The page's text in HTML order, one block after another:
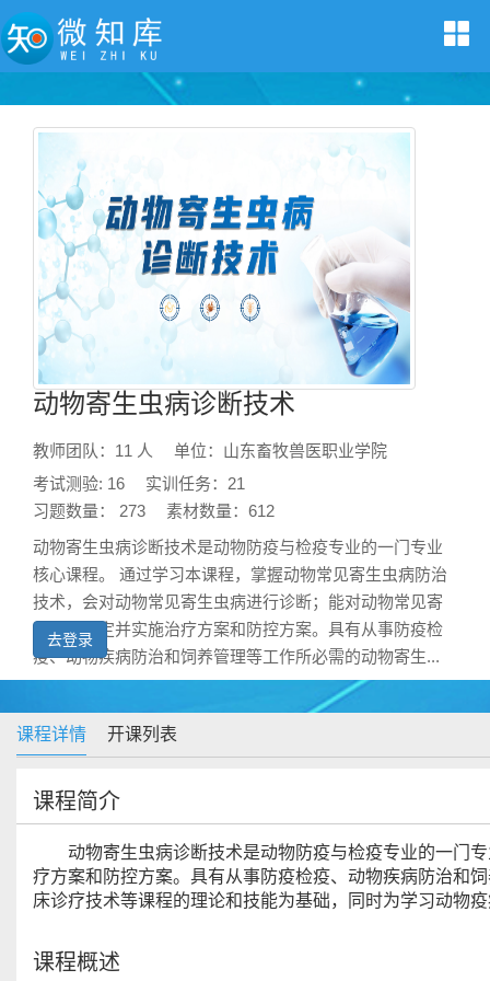
动物寄生虫病诊断技术
教师团队：11 人
单位：山东畜牧兽医职业学院
考试测验: 16
实训任务：21
习题数量： 273
素材数量：612
动物寄生虫病诊断技术是动物防疫与检疫专业的一门专业
核心课程。 通过学习本课程，掌握动物常见寄生虫病防治
技术，会对动物常见寄生虫病进行诊断；能对动物常见寄
生虫病制定并实施治疗方案和防控方案。具有从事防疫检
疫、动物疾病防治和饲养管理等工作所必需的动物寄生...
去登录
课程详情 开课列表
课程简介
动物寄生虫病诊断技术是动物防疫与检疫专业的一门
疗方案和防控方案。具有从事防疫检疫、动物疾病防治和
床诊疗技术等课程的理论和技能为基础，同时为学习动物
课程概述